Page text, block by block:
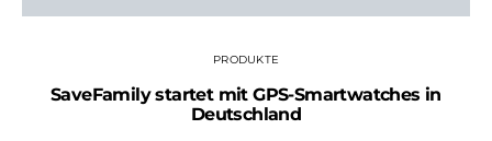
PRODUKTE
SaveFamily startet mit GPS-Smartwatches in
Deutschland